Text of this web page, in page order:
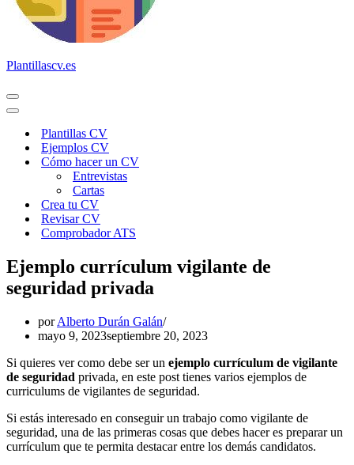
Plantillascv.es
Menú
de
Menú
navegaciónPlantillas CV
Ejemplos CV
Cómo hacer un CV
Entrevistas
Cartas
Crea tu CV
Revisar CV
Comprobador ATS
Ejemplo currículum vigilante de
seguridad privada
porAlberto Durán Galán
mayo 9, 2023septiembre 20, 2023
Si quieres ver como debe ser un ejemplo currículum de vigilante
de seguridad privada, en este post tienes varios ejemplos de
curriculums de vigilantes de seguridad.
Si estás interesado en conseguir un trabajo como vigilante de
seguridad, una de las primeras cosas que debes hacer es preparar un
currículum que te permita destacar entre los demás candidatos.